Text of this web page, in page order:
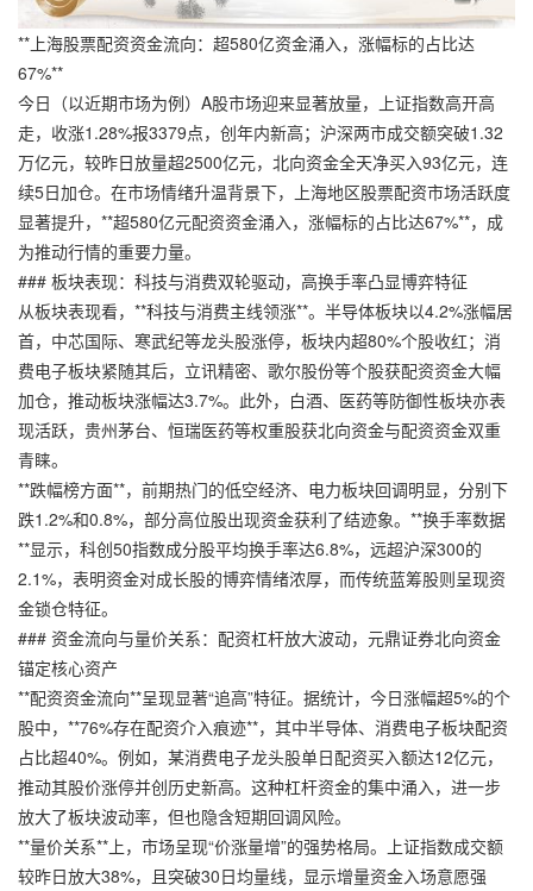
**上海股票配资资金流向：超580亿资金涌入，涨幅标的占比达
67%**
今日（以近期市场为例）A股市场迎来显著放量，上证指数高开高
走，收涨1.28%报3379点，创年内新高；沪深两市成交额突破1.32
万亿元，较昨日放量超2500亿元，北向资金全天净买入93亿元，连
续5日加仓。在市场情绪升温背景下，上海地区股票配资市场活跃度
显著提升，**超580亿元配资资金涌入，涨幅标的占比达67%**，成
为推动行情的重要力量。
### 板块表现：科技与消费双轮驱动，高换手率凸显博弈特征
从板块表现看，**科技与消费主线领涨**。半导体板块以4.2%涨幅居
首，中芯国际、寒武纪等龙头股涨停，板块内超80%个股收红；消
费电子板块紧随其后，立讯精密、歌尔股份等个股获配资资金大幅
加仓，推动板块涨幅达3.7%。此外，白酒、医药等防御性板块亦表
现活跃，贵州茅台、恒瑞医药等权重股获北向资金与配资资金双重
青睐。
**跌幅榜方面**，前期热门的低空经济、电力板块回调明显，分别下
跌1.2%和0.8%，部分高位股出现资金获利了结迹象。**换手率数据
**显示，科创50指数成分股平均换手率达6.8%，远超沪深300的
2.1%，表明资金对成长股的博弈情绪浓厚，而传统蓝筹股则呈现资
金锁仓特征。
### 资金流向与量价关系：配资杠杆放大波动， 元鼎证券北向资金
锚定核心资产
**配资资金流向**呈现显著“追高”特征。据统计，今日涨幅超5%的个
股中，**76%存在配资介入痕迹**，其中半导体、消费电子板块配资
占比超40%。例如，某消费电子龙头股单日配资买入额达12亿元，
推动其股价涨停并创历史新高。这种杠杆资金的集中涌入，进一步
放大了板块波动率，但也隐含短期回调风险。
**量价关系**上，市场呈现“价涨量增”的强势格局。上证指数成交额
较昨日放大38%，且突破30日均量线，显示增量资金入场意愿强